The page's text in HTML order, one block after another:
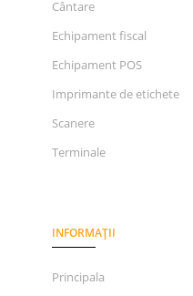
Cântare
Echipament fiscal
Echipament POS
Imprimante de etichete
Scanere
Terminale
INFORMAȚII
Principala